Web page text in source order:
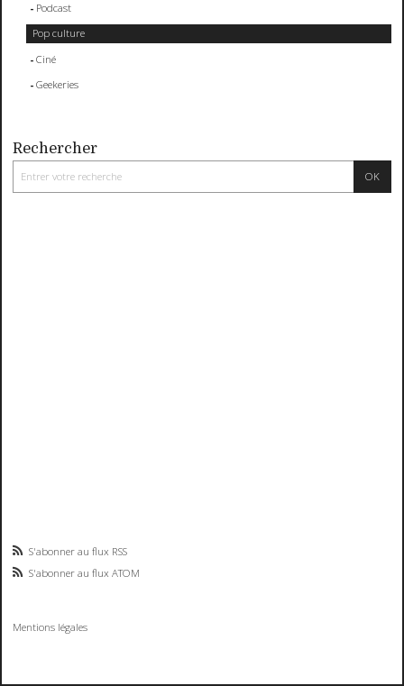
Podcast
Pop culture
Ciné
Geekeries
Rechercher
S'abonner au flux RSS
S'abonner au flux ATOM
Mentions légales